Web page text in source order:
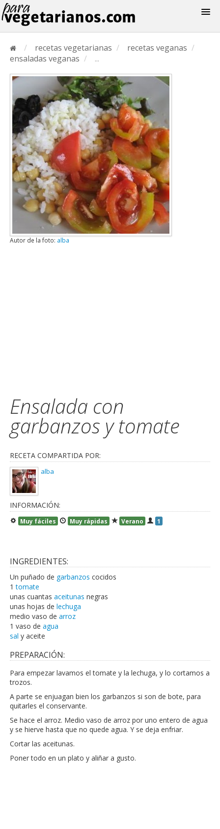
Menus
/ recetas vegetarianas / recetas veganas /
ensaladas veganas / ...
Autor de la foto: alba
Ensalada con
garbanzos y tomate
RECETA COMPARTIDA POR:
alba
INFORMACIÓN:
Muy fáciles Muy rápidas Verano 1
INGREDIENTES:
Un puñado de garbanzos cocidos
1tomate
unas cuantas aceitunas negras
unas hojas de lechuga
medio vaso de arroz
1 vaso de agua
sal y aceite
PREPARACIÓN:
Para empezar lavamos el tomate y la lechuga, y lo cortamos a
trozos.
A parte se enjuagan bien los garbanzos si son de bote, para
quitarles el conservante.
Se hace el arroz. Medio vaso de arroz por uno entero de agua
y se hierve hasta que no quede agua. Y se deja enfriar.
Cortar las aceitunas.
Poner todo en un plato y aliñar a gusto.